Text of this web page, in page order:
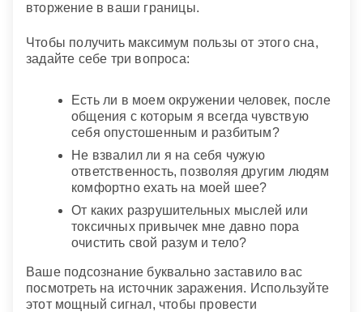
вторжение в ваши границы.
Чтобы получить максимум пользы от этого сна,
задайте себе три вопроса:
Есть ли в моем окружении человек, после
общения с которым я всегда чувствую
себя опустошенным и разбитым?
Не взвалил ли я на себя чужую
ответственность, позволяя другим людям
комфортно ехать на моей шее?
От каких разрушительных мыслей или
токсичных привычек мне давно пора
очистить свой разум и тело?
Ваше подсознание буквально заставило вас
посмотреть на источник заражения. Используйте
этот мощный сигнал, чтобы провести